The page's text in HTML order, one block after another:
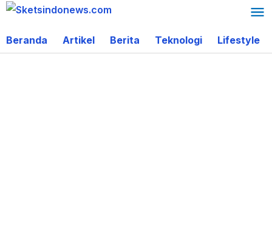
Lewati
konten
Beranda Artikel Berita Teknologi Lifestyle